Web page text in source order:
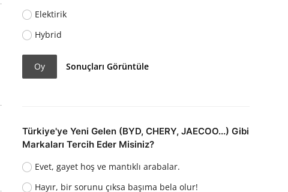
Elektirik
Hybrid
Oy Sonuçları Görüntüle
Türkiye'ye Yeni Gelen (BYD, CHERY, JAECOO...) Gibi
Markaları Tercih Eder Misiniz?
Evet, gayet hoş ve mantıklı arabalar.
Hayır, bir sorunu çıksa başıma bela olur!